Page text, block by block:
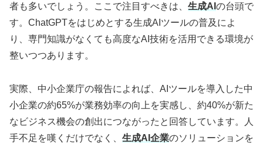
者も多いでしょう。ここで注目すべきは、 生成AI の台頭で
す。ChatGPTをはじめとする生成AIツールの普及によ
り、専門知識がなくても高度なAI技術を活用できる環境が
整いつつあります。
実際、中小企業庁の報告によれば、AIツールを導入した中
小企業の約65%が業務効率の向上を実感し、約40%が新た
なビジネス機会の創出につながったと回答しています。人
手不足を嘆くだけでなく、 生成AI企業のソリューションを